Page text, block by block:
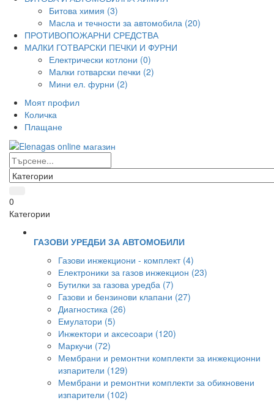
Битова химия (3)
Масла и течности за автомобила (20)
ПРОТИВОПОЖАРНИ СРЕДСТВА
МАЛКИ ГОТВАРСКИ ПЕЧКИ И ФУРНИ
Електрически котлони (0)
Малки готварски печки (2)
Мини ел. фурни (2)
Моят профил
Количка
Плащане
0
Категории
ГАЗОВИ УРЕДБИ ЗА АВТОМОБИЛИ
Газови инжекциони - комплект (4)
Електроники за газов инжекцион (23)
Бутилки за газова уредба (7)
Газови и бензинови клапани (27)
Диагностика (26)
Емулатори (5)
Инжектори и аксесоари (120)
Маркучи (72)
Мембрани и ремонтни комплекти за инжекционни
изпарители (129)
Мембрани и ремонтни комплекти за обикновени
изпарители (102)